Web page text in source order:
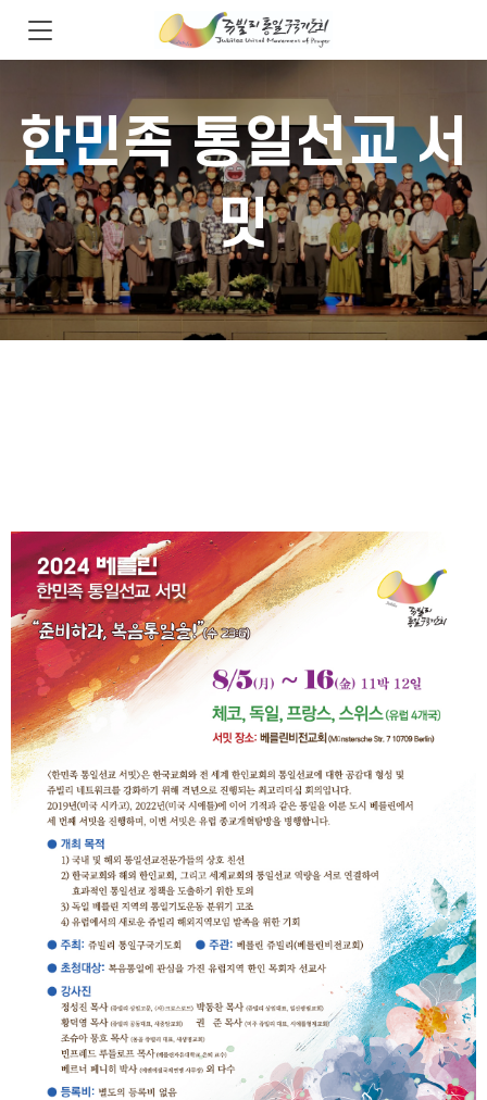
한민족 통일선교 서
밋